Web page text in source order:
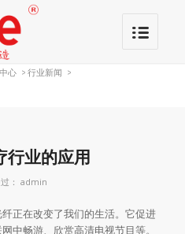
心 > 行业新闻 >
行业的应用
： admin
正在改变了我们的生活。它促进
中畅游、欣赏高清电视节目等。